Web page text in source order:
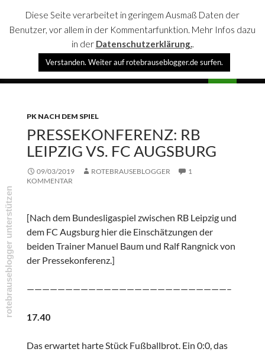
rotebrauseblogger
SPRINGE
PK NACH DEM SPIEL
PRESSEKONFERENZ: RB
LEIPZIG VS. FC AUGSBURG
09/03/2019 ROTEBRAUSEBLOGGER
1
KOMMENTAR
[Nach dem Bundesligaspiel zwischen RB Leipzig und
dem FC Augsburg hier die Einschätzungen der
beiden Trainer Manuel Baum und Ralf Rangnick von
der Pressekonferenz.]
——————————————————————————–
17.40
Das erwartet harte Stück Fußballbrot. Ein 0:0, das
Diese Seite verarbeitet in geringem Ausmaß Daten der
Benutzer, vor allem in der Kommentarfunktion. Mehr Infos dazu
in der Datenschutzerklärung..
Verstanden. Weiter auf rotebrauseblogger.de surfen.
rotebrauseblogger unterstützen